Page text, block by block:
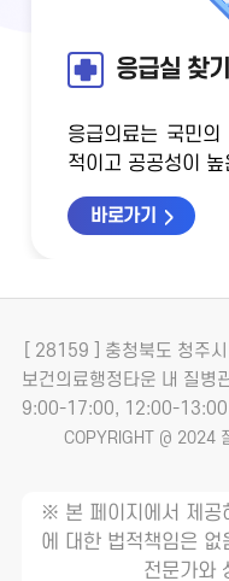
응급실 찾기
응급의료는 국민
적이고 공공성이
바로가기
[ 28159 ] 충청북도 청주
보건의료행정타운 내 질병
9:00-17:00, 12:00-13:00
COPYRIGHT @ 2024
※ 본 페이지에서 제공
에 대한 법적책임은
전문가와